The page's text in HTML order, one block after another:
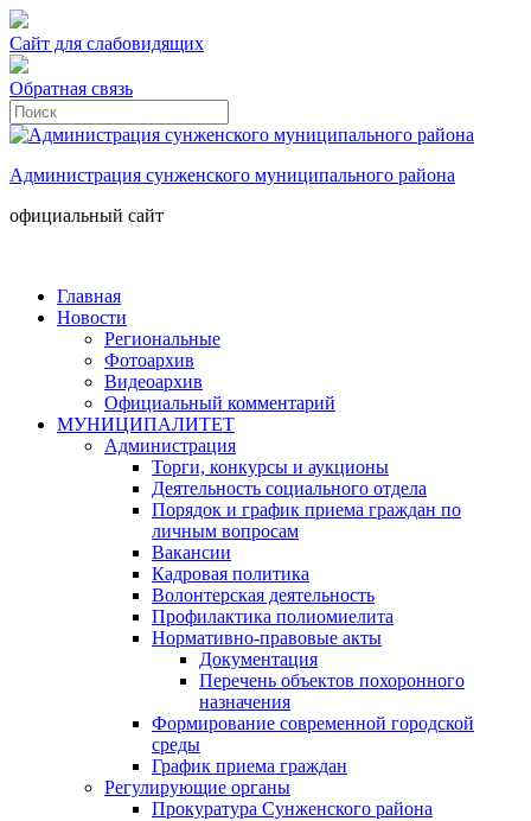
Сайт для слабовидящих
Обратная связь
Администрация сунженского муниципального района
официальный сайт
Главная
Новости
Региональные
Фотоархив
Видеоархив
Официальный комментарий
МУНИЦИПАЛИТЕТ
Администрация
Торги, конкурсы и аукционы
Деятельность социального отдела
Порядок и график приема граждан по
личным вопросам
Вакансии
Кадровая политика
Волонтерская деятельность
Профилактика полиомиелита
Нормативно-правовые акты
Документация
Перечень объектов похоронного
назначения
Формирование современной городской
среды
График приема граждан
Регулирующие органы
Прокуратура Сунженского района